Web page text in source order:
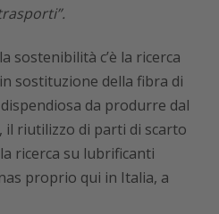
sostenibilità c’è la ricerca
sostituzione della fibra di
da produrre dal
il riutilizzo di parti di scarto
ricerca su lubrificanti
proprio qui in Italia, a